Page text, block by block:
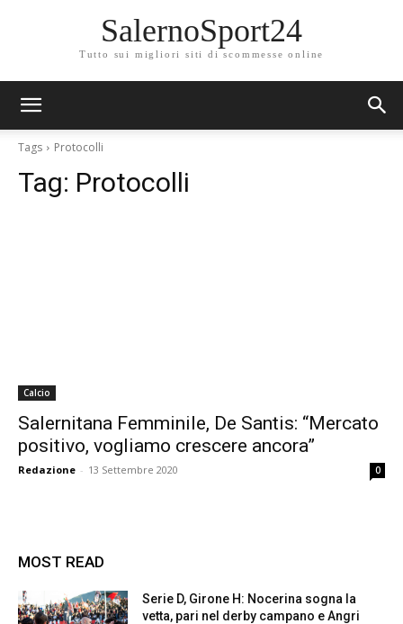
SalernoSport24
Tutto sui migliori siti di scommesse online
Tags Protocolli
Tag: Protocolli
Calcio
Salernitana Femminile, De Santis: “Mercato
positivo, vogliamo crescere ancora”
Redazione - 13 Settembre 2020 0
MOST READ
Serie D, Girone H: Nocerina sogna la
vetta, pari nel derby campano e Angri